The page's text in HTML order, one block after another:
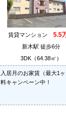
賃貸マンション 5.5
新木駅 徒歩6分
3DK（64.38㎡）
入居月のお家賃（最大1
料キャンペーン中！